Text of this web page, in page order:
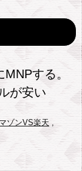
する。
が安い
ゾンVS楽天